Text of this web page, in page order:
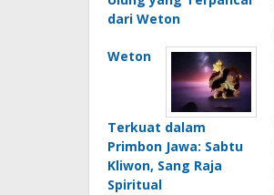
dari Weton
Weton
Terkuat dalam
Primbon Jawa: Sabtu
Kliwon, Sang Raja
Spiritual